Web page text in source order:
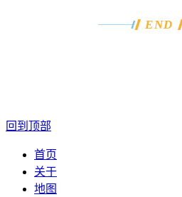
END
回到顶部
首页
关于
地图